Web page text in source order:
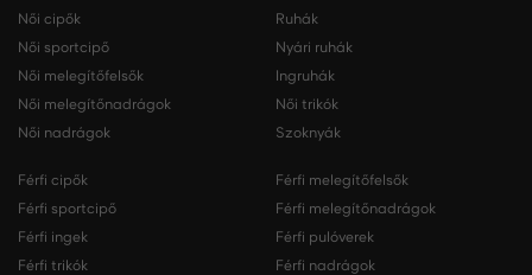
Női cipők
Női sportcipő
Női melegítőfelsők
Női melegítőnadrágok
Női nadrágok
Ruhák
Nyári ruhák
Ingruhák
Női trikók
Szoknyák
Férfi cipők
Férfi sportcipő
Férfi ingek
Férfi trikók
Férfi melegítőfelsők
Férfi melegítőnadrágok
Férfi pulóverek
Férfi nadrágok